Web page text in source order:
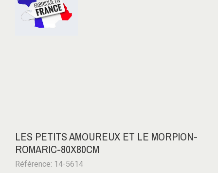
LES PETITS AMOUREUX ET LE MORPION-
ROMARIC-80X80CM
Référence: 14-5614